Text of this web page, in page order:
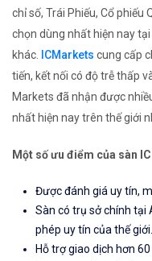
chỉ số, Trái Phiếu, Cổ phiếu
chọn dùng nhất hiện nay
khác.
ICMarkets cung cấp
tiến, kết nối có độ trễ thấp
Markets đã nhận được
nhất hiện nay trên thế giới
Một số ưu điểm của sàn
Được đánh giá uy tín,
Sàn có trụ sở chính tại
phép uy tín của thế giới.
Hỗ trợ giao dịch hơn 60